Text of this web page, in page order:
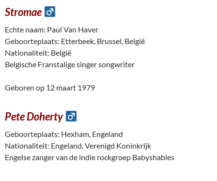
Stromae
Echte naam: Paul Van Haver
Geboorteplaats: Etterbeek, Brussel, België
Nationaliteit: België
Belgische Franstalige singer songwriter
Geboren op 12 maart 1979
Pete Doherty
Geboorteplaats: Hexham, Engeland
Nationaliteit: Engeland, Verenigd Koninkrijk
Engelse zanger van de indie rockgroep Babyshables